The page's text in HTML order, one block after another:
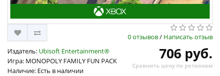
0 отзывов/ Написать отзыв
Издатель: Ubisoft Entertainment®
Игра: MONOPOLY FAMILY FUN PACK
Наличие: Есть в наличии
706 руб.
Сравнить цену по регионам